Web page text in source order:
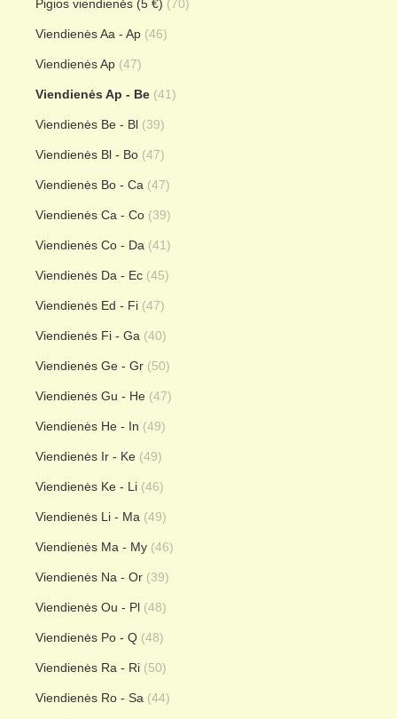
Pigios viendienės (5 €) (70)
Viendienės Aa - Ap (46)
Viendienės Ap (47)
Viendienės Ap - Be (41)
Viendienės Be - Bl (39)
Viendienės Bl - Bo (47)
Viendienės Bo - Ca (47)
Viendienės Ca - Co (39)
Viendienės Co - Da (41)
Viendienės Da - Ec (45)
Viendienės Ed - Fi (47)
Viendienės Fi - Ga (40)
Viendienės Ge - Gr (50)
Viendienės Gu - He (47)
Viendienės He - In (49)
Viendienės Ir - Ke (49)
Viendienės Ke - Li (46)
Viendienės Li - Ma (49)
Viendienės Ma - My (46)
Viendienės Na - Or (39)
Viendienės Ou - Pl (48)
Viendienės Po - Q (48)
Viendienės Ra - Ri (50)
Viendienės Ro - Sa (44)